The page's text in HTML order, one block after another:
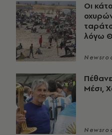
Οι
λόγω
Μέσι,